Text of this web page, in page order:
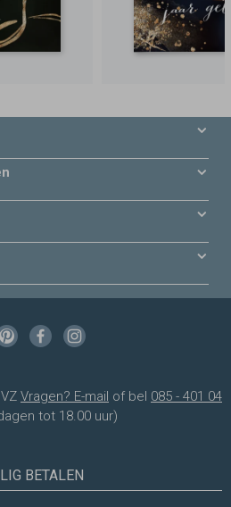
Vragen? E-mail of bel 085 - 401 04
tot 18.00 uur)
BETALEN